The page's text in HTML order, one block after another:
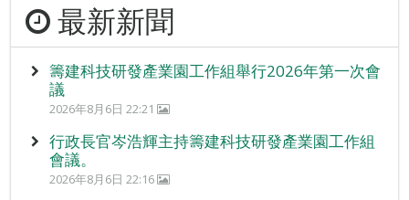
最新新聞
籌建科技研發產業園工作組舉行2026年第一次會
議
2026年8月6日 22:21
行政長官岑浩輝主持籌建科技研發產業園工作組
會議。
2026年8月6日 22:16